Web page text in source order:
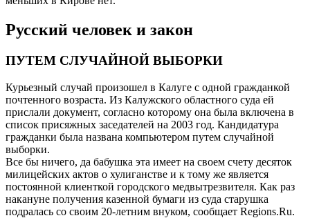
Русский человек и закон
ПУТЕМ СЛУЧАЙНОЙ ВЫБОРКИ
Курьезный случай произошел в Калуге с одной гражданкой
почтенного возраста. Из Калужского областного суда ей
прислали документ, согласно которому она была включена в
список присяжных заседателей на 2003 год. Кандидатура
гражданки была названа компьютером путем случайной
выборки.
Все бы ничего, да бабушка эта имеет на своем счету десяток
милицейских актов о хулиганстве и к тому же является
постоянной клиенткой городского медвытрезвителя. Как раз
накануне получения казенной бумаги из суда старушка
подралась со своим 20-летним внуком, сообщает Regions.Ru.